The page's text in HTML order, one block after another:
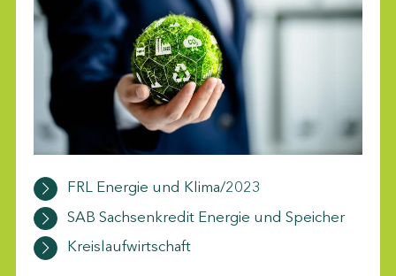
FRL Energie und Klima/2023
SAB Sachsenkredit Energie und Speicher
Kreislaufwirtschaft